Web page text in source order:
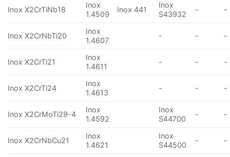
Inox X2CrTiNb18
Inox
1.4509
Inox 441
Inox
S43932
- -
Inox X2CrNbTi20
Inox
1.4607
- - -
Inox X2CrTi21
Inox
1.4611
- - -
Inox X2CrTi24
Inox
1.4613
- - -
Inox X2CrMoTi29-4
Inox
1.4592
Inox
S44700
- -
Inox X2CrNbCu21
Inox
1.4621
Inox
S44500
- -